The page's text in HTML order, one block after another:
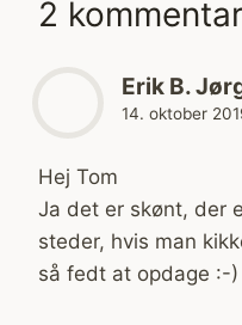
2
Erik B.
14. oktober
Hej Tom
Ja det er skønt, der
steder, hvis man
så fedt at opdage :-)